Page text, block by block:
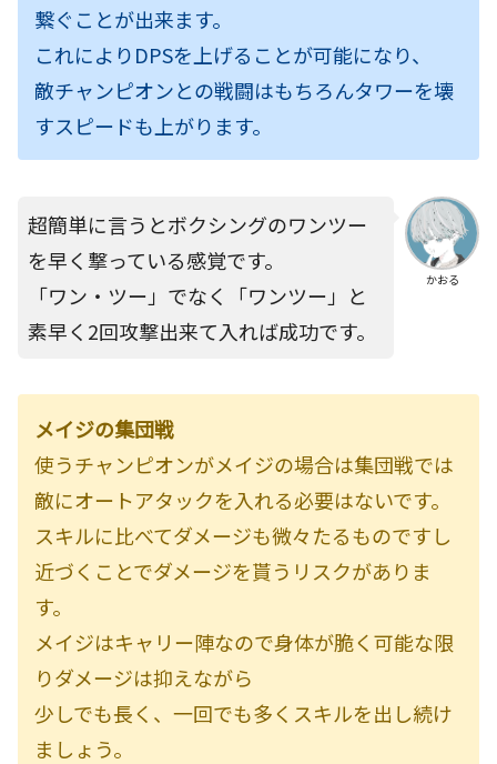
繋ぐことが出来ます。
これによりDPSを上げることが可能になり、
敵チャンピオンとの戦闘はもちろんタワーを壊
すスピードも上がります。
かおる
超簡単に言うとボクシングのワンツー
を早く撃っている感覚です。
「ワン・ツー」でなく「ワンツー」と
素早く2回攻撃出来て入れば成功です。
メイジの集団戦
使うチャンピオンがメイジの場合は集団戦では
敵にオートアタックを入れる必要はないです。
スキルに比べてダメージも微々たるものですし
近づくことでダメージを貰うリスクがありま
す。
メイジはキャリー陣なので身体が脆く可能な限
りダメージは抑えながら
少しでも長く、一回でも多くスキルを出し続け
ましょう。